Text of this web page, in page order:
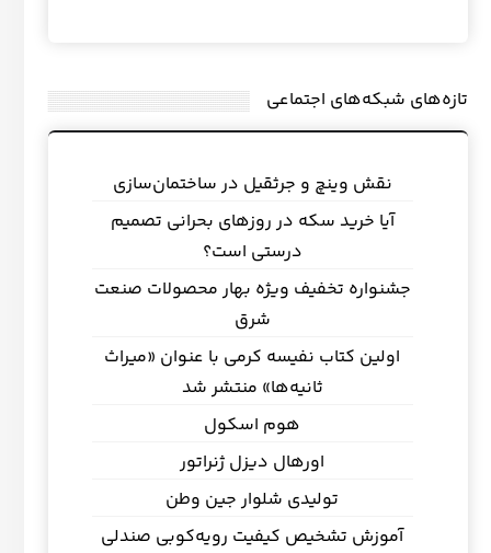
تازه‌های شبکه‌های اجتماعی
نقش وینچ و جرثقیل در ساختمان‌سازی
آیا خرید سکه در روزهای بحرانی تصمیم
درستی است؟
جشنواره تخفیف ویژه بهار محصولات صنعت
شرق
اولین کتاب نفیسه کرمی با عنوان «میراث
ثانیه‌ها» منتشر شد
هوم اسکول
اورهال دیزل ژنراتور
تولیدی شلوار جین وطن
آموزش تشخیص کیفیت رویه‌کوبی صندلی